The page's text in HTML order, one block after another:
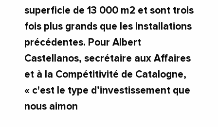
superficie de 13 000 m2 et sont trois
fois plus grands que les installations
précédentes. Pour Albert
Castellanos, secrétaire aux Affaires
et à la Compétitivité de Catalogne,
« c'est le type d’investissement que
nous aimon